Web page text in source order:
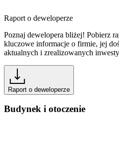
Raport o deweloperze
Poznaj dewelopera bliżej! Pobierz
kluczowe informacje o firmie, jej
aktualnych i zrealizowanych
Raport o deweloperze
Budynek i otoczenie